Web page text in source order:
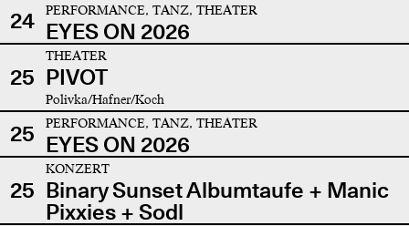
24 PERFORMANCE, TANZ, THEATER
EYES ON 2026
25
THEATER
PIVOT
Polivka/Hafner/Koch
25 PERFORMANCE, TANZ, THEATER
EYES ON 2026
25
KONZERT
Binary Sunset Albumtaufe + Manic
Pixxies + Sodl